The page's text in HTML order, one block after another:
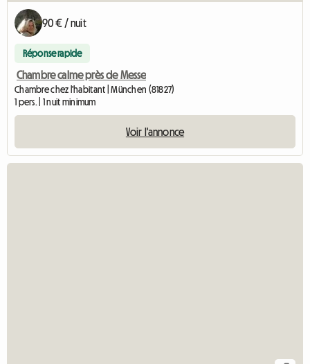
90 € / nuit
Réponse rapide
Chambre calme près de Messe
Chambre chez l'habitant | München (81827)
1 pers. | 1 nuit minimum
Voir l'annonce